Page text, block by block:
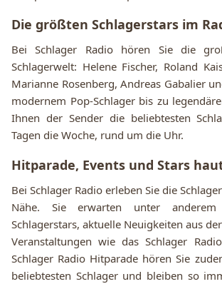
Die größten Schlagerstars im
Bei Schlager Radio hören Sie die
Schlagerwelt: Helene Fischer, Roland
Marianne Rosenberg, Andreas Gabalier
modernem Pop-Schlager bis zu
Ihnen der Sender die beliebtesten
Tagen die Woche, rund um die Uhr.
Hitparade, Events und Stars
Bei Schlager Radio erleben Sie die
Nähe. Sie erwarten unter
Schlagerstars, aktuelle Neuigkeiten aus
Veranstaltungen wie das Schlager
Schlager Radio Hitparade hören Sie
beliebtesten Schlager und bleiben so